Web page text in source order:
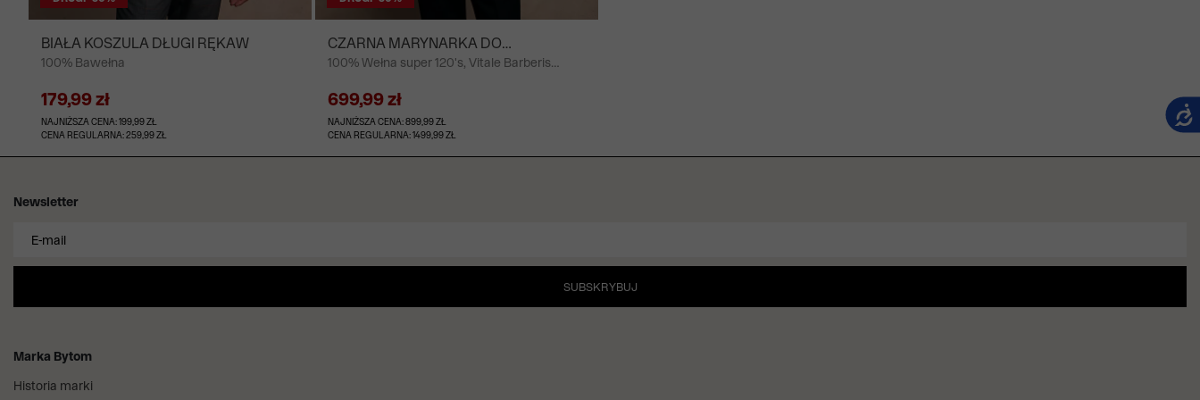
BIAŁA KOSZULA DŁUGI RĘKAW
100% Bawełna
179,99 zł
NAJNIŻSZA CENA: 199,99 ZŁ
CENA REGULARNA: 259,99 ZŁ
CZARNA MARYNARKA DO
GARNITURU - MIKSUJ I ŁĄCZ
100% Wełna super 120's, Vitale Barberis
699,99 zł
NAJNIŻSZA CENA: 899,99 ZŁ
CENA REGULARNA: 1499,99 ZŁ
Marka Bytom
Historia marki
Newsletter